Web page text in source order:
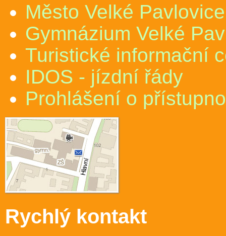
Město Velké Pavlovice
Gymnázium Velké
Turistické informační
IDOS - jízdní řády
Prohlášení o
Rychlý kontakt